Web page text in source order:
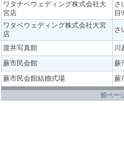
ワタナベウェディング株式会社大
宮店
さ
目
ワタベウェディング株式会社大宮
店
さ
渡井写真館 川
蕨市民会館 蕨
蕨市民会館結婚式場 蕨
前ペー